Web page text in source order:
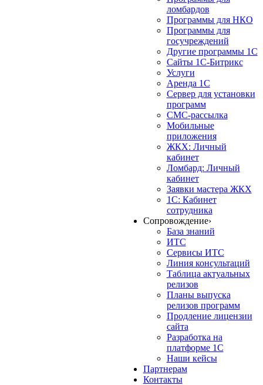
ломбардов
Программы для НКО
Программы для
госучреждений
Другие программы 1С
Сайты 1С-Битрикс
Услуги
Аренда 1С
Сервер для установки
программ
СМС-рассылка
Мобильные
приложения
ЖКХ: Личный
кабинет
Ломбард: Личный
кабинет
Заявки мастера ЖКХ
1С: Кабинет
сотрудника
Сопровождение›
База знаний
ИТС
Сервисы ИТС
Линия консультаций
Таблица актуальных
релизов
Планы выпуска
релизов программ
Продление лицензии
сайта
Разработка на
платформе 1С
Наши кейсы
Партнерам
Контакты